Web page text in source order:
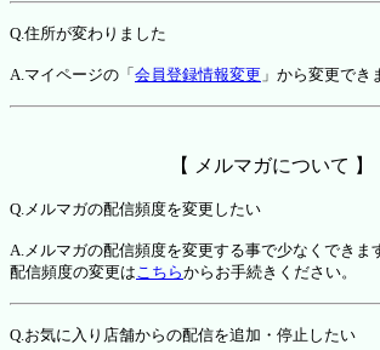
Q.住所が変わりました
A.マイページの「 会員登録情報変更 」から変更でき
【 メルマガについて 】
Q.メルマガの配信頻度を変更したい
A.メルマガの配信頻度を変更する事で少なくできま
配信頻度の変更はこちらからお手続きください。
Q.お気に入り店舗からの配信を追加・停止したい